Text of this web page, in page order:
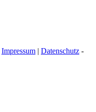
Impressum | Datenschutz -